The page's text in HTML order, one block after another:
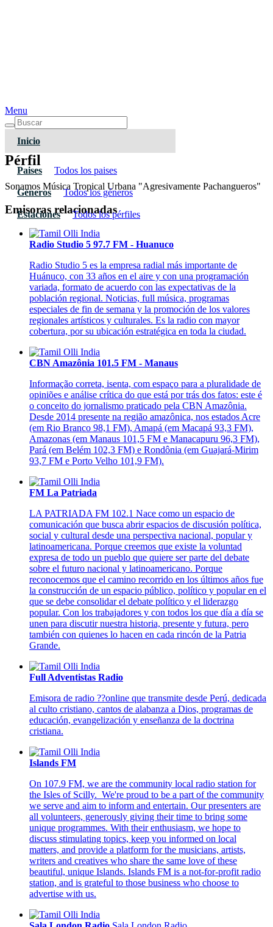
Menu
Inicio
Paises Todos los paises
Géneros Todos los géneros
Estaciones Todos los pérfiles
Pérfil
Sonamos Música Tropical Urbana "Agresivamente Pachangueros"
Emisoras relacionadas
Radio Studio 5 97.7 FM - Huanuco
Radio Studio 5 es la empresa radial más importante de
Huánuco, con 33 años en el aire y con una programación
variada, formato de acuerdo con las expectativas de la
población regional. Noticias, full música, programas
especiales de fin de semana y la promoción de los valores
regionales artísticos y culturales. Es la radio con mayor
cobertura, por su ubicación estratégica en toda la ciudad.
CBN Amazônia 101.5 FM - Manaus
Informação correta, isenta, com espaço para a pluralidade de
opiniões e análise crítica do que está por trás dos fatos: este é
o conceito do jornalismo praticado pela CBN Amazônia.
Desde 2014 presente na região amazônica, nos estados Acre
(em Rio Branco 98,1 FM), Amapá (em Macapá 93,3 FM),
Amazonas (em Manaus 101,5 FM e Manacapuru 96,3 FM),
Pará (em Belém 102,3 FM) e Rondônia (em Guajará-Mirim
93,7 FM e Porto Velho 101,9 FM).
FM La Patriada
LA PATRIADA FM 102.1 Nace como un espacio de
comunicación que busca abrir espacios de discusión política,
social y cultural desde una perspectiva nacional, popular y
latinoamericana. Porque creemos que existe la voluntad
expresa de todo un pueblo que quiere ser parte del debate
sobre el futuro nacional y latinoamericano. Porque
reconocemos que el camino recorrido en los últimos años fue
la construcción de un espacio público, político y popular en el
que se debe consolidar el debate político y el liderazgo
popular. Con los trabajadores y con todos los que día a día se
unen para discutir nuestra historia, presente y futura, pero
también con quienes lo hacen en cada rincón de la Patria
Grande.
Full Adventistas Radio
Emisora de radio ??online que transmite desde Perú, dedicada
al culto cristiano, cantos de alabanza a Dios, programas de
educación, evangelización y enseñanza de la doctrina
cristiana.
Islands FM
On 107.9 FM, we are the community local radio station for
the Isles of Scilly. We're proud to be a part of the community
we serve and aim to inform and entertain. Our presenters are
all volunteers, generously giving their time to bring some
unique programmes. With their enthusiasm, we hope to
discuss stimulating topics, keep you informed on local
matters, and provide a platform for the musicians, artists,
writers and creatives who share the same love of these
beautiful, unique Islands. Islands FM is a not-for-profit radio
station, and is grateful to those business who choose to
advertise with us.